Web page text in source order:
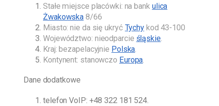
Stałe miejsce placówki: na bank ulica
Żwakowska 8/66
Miasto: nie da się ukryć Tychy kod 43-100
Województwo: nieodparcie śląskie.
Kraj: bezapelacyjnie Polska.
Kontynent: stanowczo Europa.
Dane dodatkowe
telefon VoIP: +48 322 181 524.